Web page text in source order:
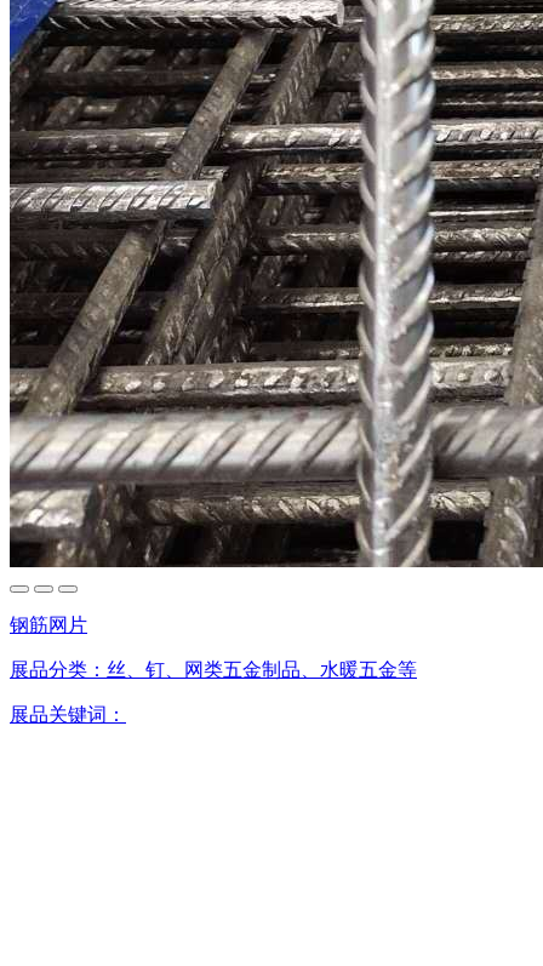
钢筋网片
展品分类： 丝、钉、网类五金制品、水暖五金等
展品关键词：